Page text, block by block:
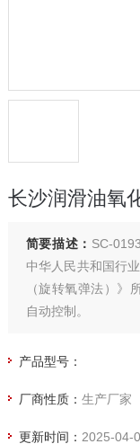
长沙润滑油氧
简要描述： SC-
中华人民共和国行
（旋转氧弹法）》
自动控制。
产品型号：
厂商性质： 生产厂家
更新时间： 2025-04-